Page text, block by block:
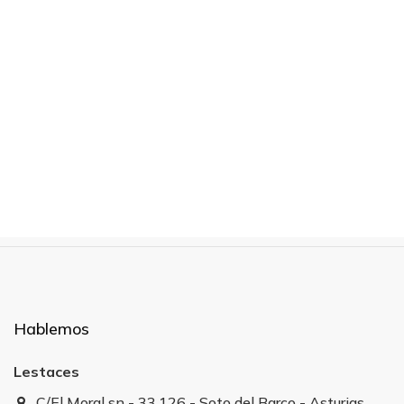
Hablemos
Lestaces